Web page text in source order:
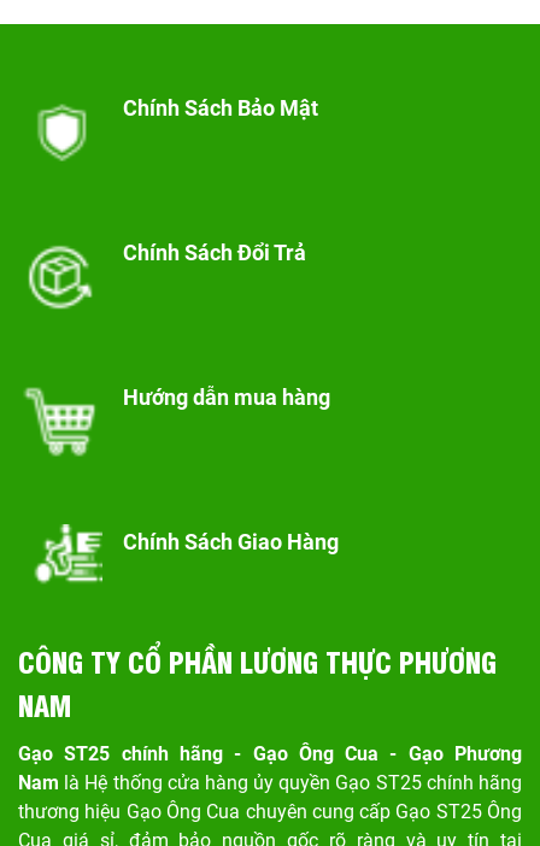
Chính Sách Bảo Mật
Chính Sách Đổi Trả
Hướng dẫn mua hàng
Chính Sách Giao Hàng
CÔNG TY CỔ PHẦN LƯƠNG THỰC PHƯƠNG
NAM
Gạo ST25 chính hãng - Gạo Ông Cua - Gạo Phương
Nam là Hệ thống cửa hàng ủy quyền Gạo ST25 chính hãng
thương hiệu Gạo Ông Cua chuyên cung cấp Gạo ST25 Ông
Cua giá sỉ, đảm bảo nguồn gốc rõ ràng và uy tín tại